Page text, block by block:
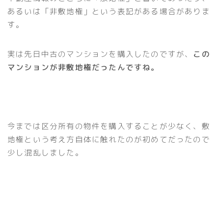
あるいは「非敷地権」という表記がある場合がありま
す。
実は先日中古のマンションを購入したのですが、 この
マンションが非敷地権だったんですね。
今までは区分所有の物件を購入することが少なく、敷
地権という考え方自体に触れたのが初めてだったので
少し混乱しました。